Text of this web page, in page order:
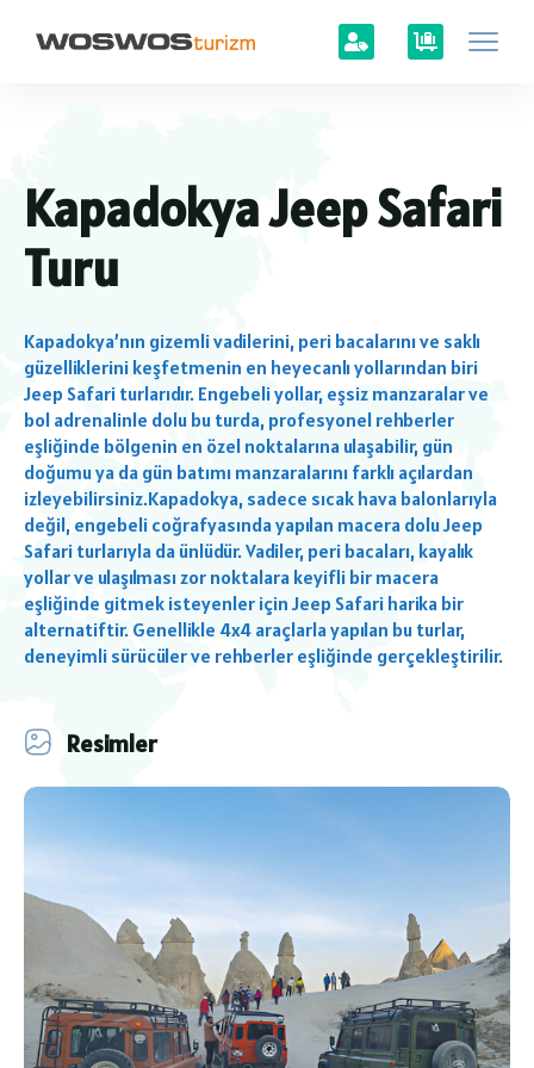
Kapadokya Jeep Safari
Turu
Kapadokya’nın gizemli vadilerini, peri bacalarını ve saklı
güzelliklerini keşfetmenin en heyecanlı yollarından biri
Jeep Safari turlarıdır. Engebeli yollar, eşsiz manzaralar ve
bol adrenalinle dolu bu turda, profesyonel rehberler
eşliğinde bölgenin en özel noktalarına ulaşabilir, gün
doğumu ya da gün batımı manzaralarını farklı açılardan
izleyebilirsiniz.Kapadokya, sadece sıcak hava balonlarıyla
değil, engebeli coğrafyasında yapılan macera dolu Jeep
Safari turlarıyla da ünlüdür. Vadiler, peri bacaları, kayalık
yollar ve ulaşılması zor noktalara keyifli bir macera
eşliğinde gitmek isteyenler için Jeep Safari harika bir
alternatiftir. Genellikle 4x4 araçlarla yapılan bu turlar,
deneyimli sürücüler ve rehberler eşliğinde gerçekleştirilir.
Resimler